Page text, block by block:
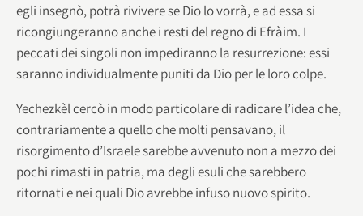
egli insegnò, potrà rivivere se Dio lo vorrà, e ad essa si
ricongiungeranno anche i resti del regno di Efràim. I
peccati dei singoli non impediranno la resurrezione: essi
saranno individualmente puniti da Dio per le loro colpe.
Yechezkèl cercò in modo particolare di radicare l’idea che,
contrariamente a quello che molti pensavano, il
risorgimento d’Israele sarebbe avvenuto non a mezzo dei
pochi rimasti in patria, ma degli esuli che sarebbero
ritornati e nei quali Dio avrebbe infuso nuovo spirito.